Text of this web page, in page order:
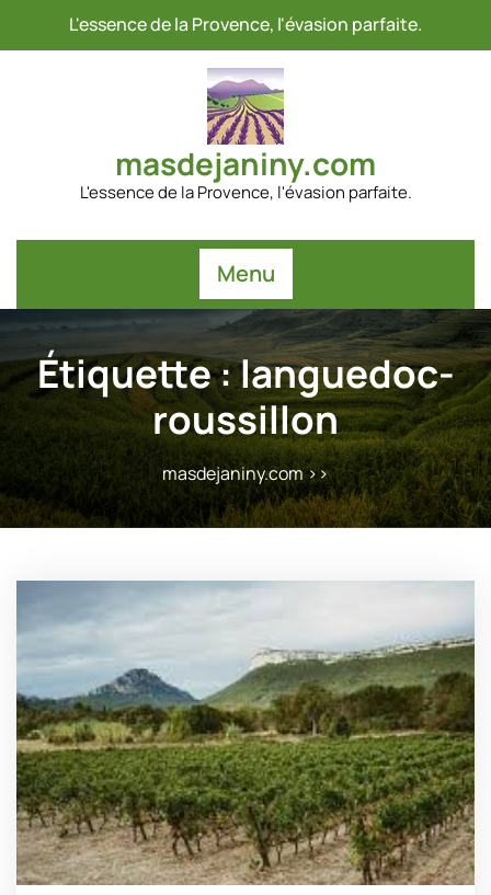
L'essence de la Provence, l'évasion parfaite.
masdejaniny.com
L'essence de la Provence, l'évasion parfaite.
Menu
Étiquette :languedoc-
roussillon
masdejaniny.com>>